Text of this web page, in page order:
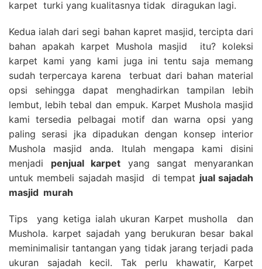
karpet turki yang kualitasnya tidak diragukan lagi.
Kedua ialah dari segi bahan kapret masjid, tercipta dari
bahan apakah karpet Mushola masjid itu? koleksi
karpet kami yang kami juga ini tentu saja memang
sudah terpercaya karena terbuat dari bahan material
opsi sehingga dapat menghadirkan tampilan lebih
lembut, lebih tebal dan empuk. Karpet Mushola masjid
kami tersedia pelbagai motif dan warna opsi yang
paling serasi jka dipadukan dengan konsep interior
Mushola masjid anda. Itulah mengapa kami disini
menjadi penjual karpet yang sangat menyarankan
untuk membeli sajadah masjid di tempat jual sajadah
masjid murah
Tips yang ketiga ialah ukuran Karpet musholla dan
Mushola. karpet sajadah yang berukuran besar bakal
meminimalisir tantangan yang tidak jarang terjadi pada
ukuran sajadah kecil. Tak perlu khawatir, Karpet